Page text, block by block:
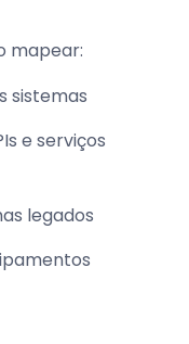
mapear:
sistemas
e serviços
legados